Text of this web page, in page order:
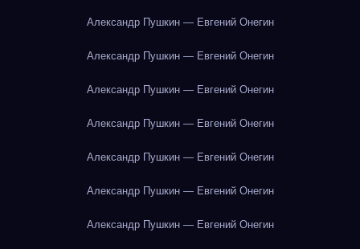
Александр Пушкин — Евгений Онегин
Александр Пушкин — Евгений Онегин
Александр Пушкин — Евгений Онегин
Александр Пушкин — Евгений Онегин
Александр Пушкин — Евгений Онегин
Александр Пушкин — Евгений Онегин
Александр Пушкин — Евгений Онегин